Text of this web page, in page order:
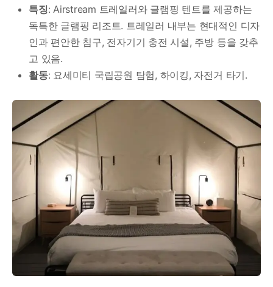
특징: Airstream 트레일러와 글램핑 텐트를 제공하는
독특한 글램핑 리조트. 트레일러 내부는 현대적인 디자
인과 편안한 침구, 전자기기 충전 시설, 주방 등을 갖추
고 있음.
활동: 요세미티 국립공원 탐험, 하이킹, 자전거 타기.